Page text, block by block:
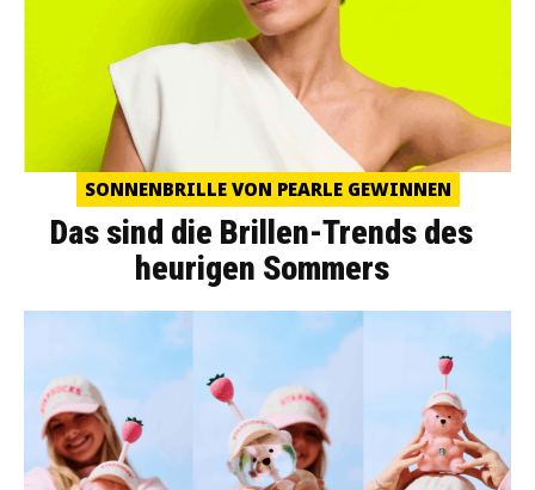
SONNENBRILLE VON PEARLE GEWINNEN
Das sind die Brillen-Trends des
heurigen Sommers